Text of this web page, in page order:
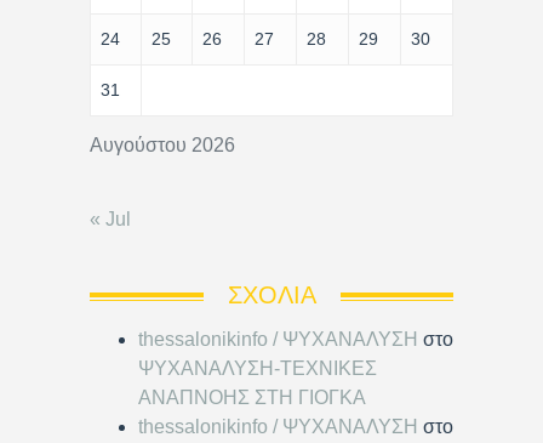
Αυγούστου 2026
24 25 26 27 28 29 30
31
« Jul
ΣΧΌΛΙΑ
thessalonikinfo / ΨΥΧΑΝΑΛΥΣΗ στο
ΨΥΧΑΝΑΛΥΣΗ-ΤΕΧΝΙΚΕΣ
ΑΝΑΠΝΟΗΣ ΣΤΗ ΓΙΟΓΚΑ
thessalonikinfo / ΨΥΧΑΝΑΛΥΣΗ στο